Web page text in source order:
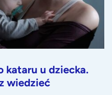
kataru u dziecka.
wiedzieć